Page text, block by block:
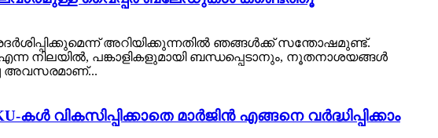
അറിയിക്കുന്നതിൽ ഞങ്ങൾക്ക് സന്തോഷമുണ്ട്.
നിലയിൽ, പങ്കാളികളുമായി ബന്ധപ്പെടാനും, നൂതനാശയങ്ങൾ
അവസരമാണ്...
വികസിപ്പിക്കാതെ മാർജിൻ എങ്ങനെ വർദ്ധിപ്പിക്കാം